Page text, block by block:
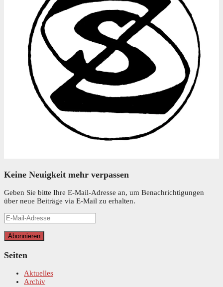
Keine Neuigkeit mehr verpassen
Geben Sie bitte Ihre E-Mail-Adresse an, um Benachrichtigungen
über neue Beiträge via E-Mail zu erhalten.
E-
Mail-
Adresse
Abonnieren
Seiten
Aktuelles
Archiv